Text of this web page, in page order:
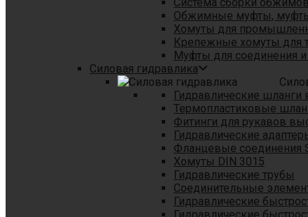
Обжимные муфты,
Хомуты для
Крепежные хомуты для
Муфты для соединения и
Силовая гидравлика
Гидравлические шланги
Термопластиковые
Фитинги для рукавов
Гидравлические
Фланцевые соединения
Хомуты DIN 3015
Гидравлические трубы
Соединительные
Гидравлические